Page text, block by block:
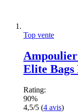
Top vente
Elite
Rating:
90%
4,5/5 (4 avis)